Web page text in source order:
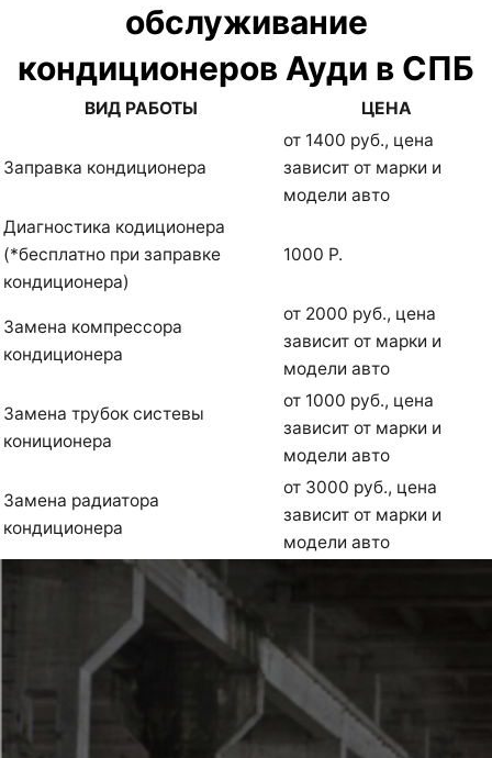
обслуживание
кондиционеров Ауди в СПБ
ВИД РАБОТЫ ЦЕНА
Заправка кондиционера
от 1400 руб., цена
зависит от марки и
модели авто
Диагностика кодиционера
(*бесплатно при заправке
кондиционера)
1000 Р.
Замена компрессора
кондиционера
от 2000 руб., цена
зависит от марки и
модели авто
Замена трубок систевы
кониционера
от 1000 руб., цена
зависит от марки и
модели авто
Замена радиатора
кондиционера
от 3000 руб., цена
зависит от марки и
модели авто